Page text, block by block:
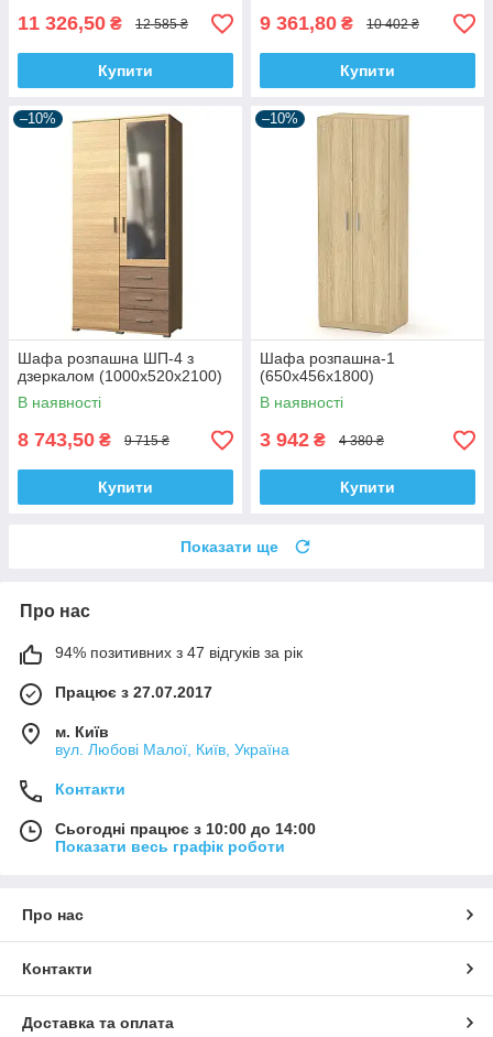
11 326,50 ₴ 12 585 ₴
Купити
9 361,80 ₴ 10 402 ₴
Купити
–10%
Шафа розпашна ШП-4 з
дзеркалом (1000х520х2100)
В наявності
8 743,50 ₴ 9 715 ₴
Купити
–10%
Шафа розпашна-1
(650х456х1800)
В наявності
3 942 ₴ 4 380 ₴
Купити
Показати ще
Про нас
94% позитивних з 47 відгуків за рік
Працює з 27.07.2017
м. Київ
вул. Любові Малої, Київ, Україна
Контакти
Сьогодні працює з 10:00 до 14:00
Показати весь графік роботи
Про нас
Контакти
Доставка та оплата